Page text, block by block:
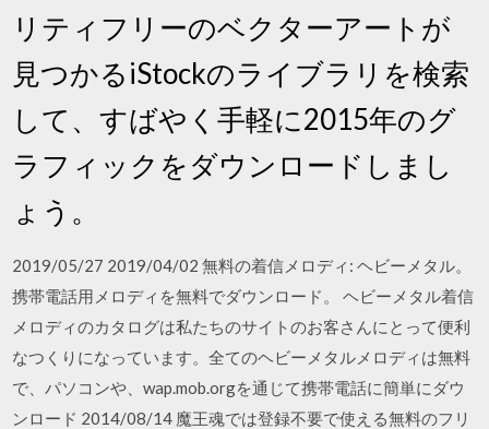
リティフリーのベクターアートが
見つかるiStockのライブラリを検索
して、すばやく手軽に2015年のグ
ラフィックをダウンロードしまし
ょう。
2019/05/27 2019/04/02 無料の着信メロディ: ヘビーメタル。
携帯電話用メロディを無料でダウンロード。 ヘビーメタル着信
メロディのカタログは私たちのサイトのお客さんにとって便利
なつくりになっています。全てのヘビーメタルメロディは無料
で、パソコンや、wap.mob.orgを通じて携帯電話に簡単にダウ
ンロード 2014/08/14 魔王魂では登録不要で使える無料のフリ